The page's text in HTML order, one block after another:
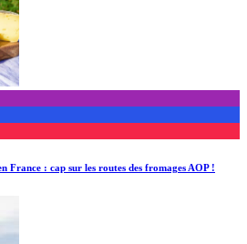
France : cap sur les routes des fromages AOP !